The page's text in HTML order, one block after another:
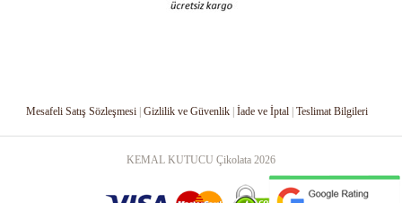
Mesafeli Satış Sözleşmesi Gizlilik ve Güvenlik İade ve İptal Teslimat Bilgileri
KEMAL KUTUCU Çikolata 2026